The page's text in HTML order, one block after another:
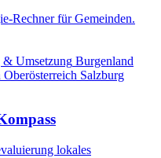
Rechner für Gemeinden.
& Umsetzung Burgenland
Oberösterreich Salzburg
lokales